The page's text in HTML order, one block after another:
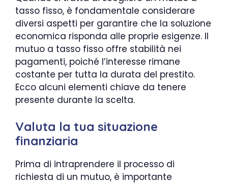
tasso fisso, è fondamentale considerare
diversi aspetti per garantire che la soluzione
economica risponda alle proprie esigenze. Il
mutuo a tasso fisso offre stabilità nei
pagamenti, poiché l’interesse rimane
costante per tutta la durata del prestito.
Ecco alcuni elementi chiave da tenere
presente durante la scelta.
Valuta la tua situazione
finanziaria
Prima di intraprendere il processo di
richiesta di un mutuo, è importante